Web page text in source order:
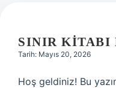
SINIR KITABI
Tarih: Mayıs 20, 2026
Hoş geldiniz! Bu